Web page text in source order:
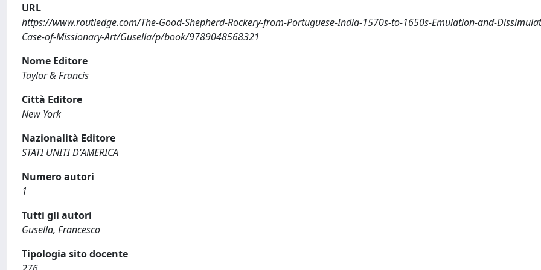
URL
https://www.routledge.com/The-Good-Shepherd-Rockery-from-Portuguese-India-1570s-to-1650s-Emulation-and-
Case-of-Missionary-Art/Gusella/p/book/9789048568321
Nome Editore
Taylor & Francis
Città Editore
New York
Nazionalità Editore
STATI UNITI D'AMERICA
Numero autori
1
Tutti gli autori
Gusella, Francesco
Tipologia sito docente